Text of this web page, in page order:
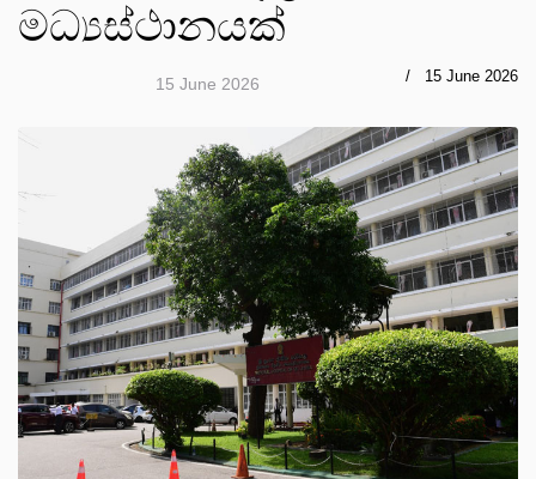
මධ්‍යස්ථානයක්
15 June 2026 15 June 2026